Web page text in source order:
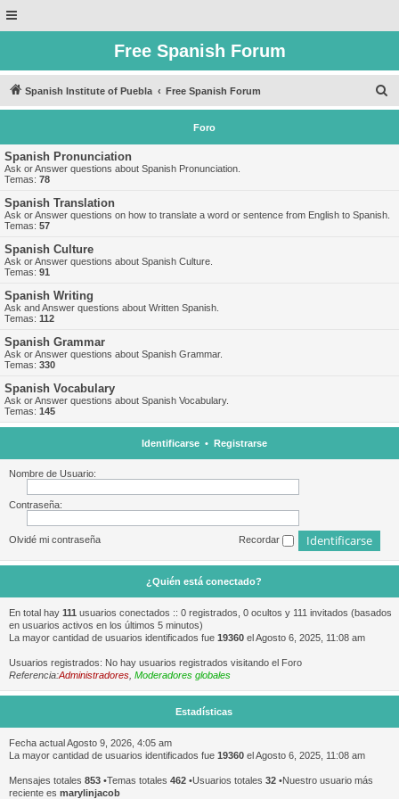
Free Spanish Forum
Spanish Institute of Puebla Free Spanish Forum
u
Foro
Spanish Pronunciation
Ask or Answer questions about Spanish Pronunciation.
Temas: 78
Spanish Translation
Ask or Answer questions on how to translate a word or sentence from English to Spanish.
Temas: 57
Spanish Culture
Ask or Answer questions about Spanish Culture.
Temas: 91
Spanish Writing
Ask and Answer questions about Written Spanish.
Temas: 112
Spanish Grammar
Ask or Answer questions about Spanish Grammar.
Temas: 330
Spanish Vocabulary
Ask or Answer questions about Spanish Vocabulary.
Temas: 145
Identificarse• Registrarse
Nombre de Usuario:
Contraseña:
Olvidé mi contraseña Recordar
¿Quién está conectado?
En total hay 111 usuarios conectados :: 0 registrados, 0 ocultos y 111 invitados (basados
en usuarios activos en los últimos 5 minutos)
La mayor cantidad de usuarios identificados fue 19360 el Agosto 6, 2025, 11:08 am
Usuarios registrados: No hay usuarios registrados visitando el Foro
Referencia:Administradores Moderadores globales
Estadísticas
Fecha actual Agosto 9, 2026, 4:05 am
La mayor cantidad de usuarios identificados fue 19360 el Agosto 6, 2025, 11:08 am
Mensajes totales 853 •Temas totales 462 •Usuarios totales 32 •Nuestro usuario más
reciente es marylinjacob